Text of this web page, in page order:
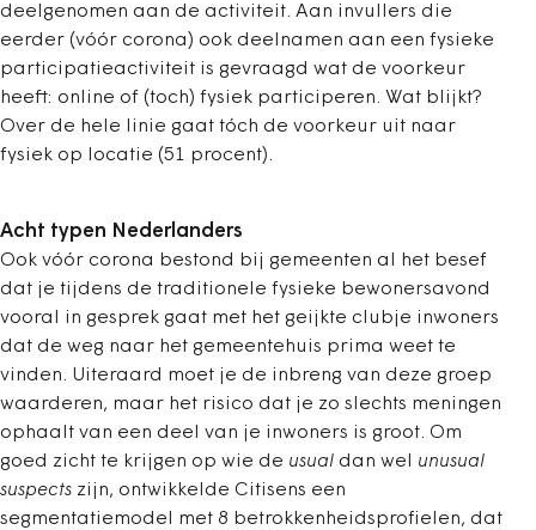
deelgenomen aan de activiteit. Aan invullers die
eerder (vóór corona) ook deelnamen aan een fysieke
participatieactiviteit is gevraagd wat de voorkeur
heeft: online of (toch) fysiek participeren. Wat blijkt?
Over de hele linie gaat tóch de voorkeur uit naar
fysiek op locatie (51 procent).
Acht typen Nederlanders
Ook vóór corona bestond bij gemeenten al het besef
dat je tijdens de traditionele fysieke bewonersavond
vooral in gesprek gaat met het geijkte clubje inwoners
dat de weg naar het gemeentehuis prima weet te
vinden. Uiteraard moet je de inbreng van deze groep
waarderen, maar het risico dat je zo slechts meningen
ophaalt van een deel van je inwoners is groot. Om
goed zicht te krijgen op wie de usual dan wel unusual
suspects zijn, ontwikkelde Citisens een
segmentatiemodel met 8 betrokkenheidsprofielen, dat